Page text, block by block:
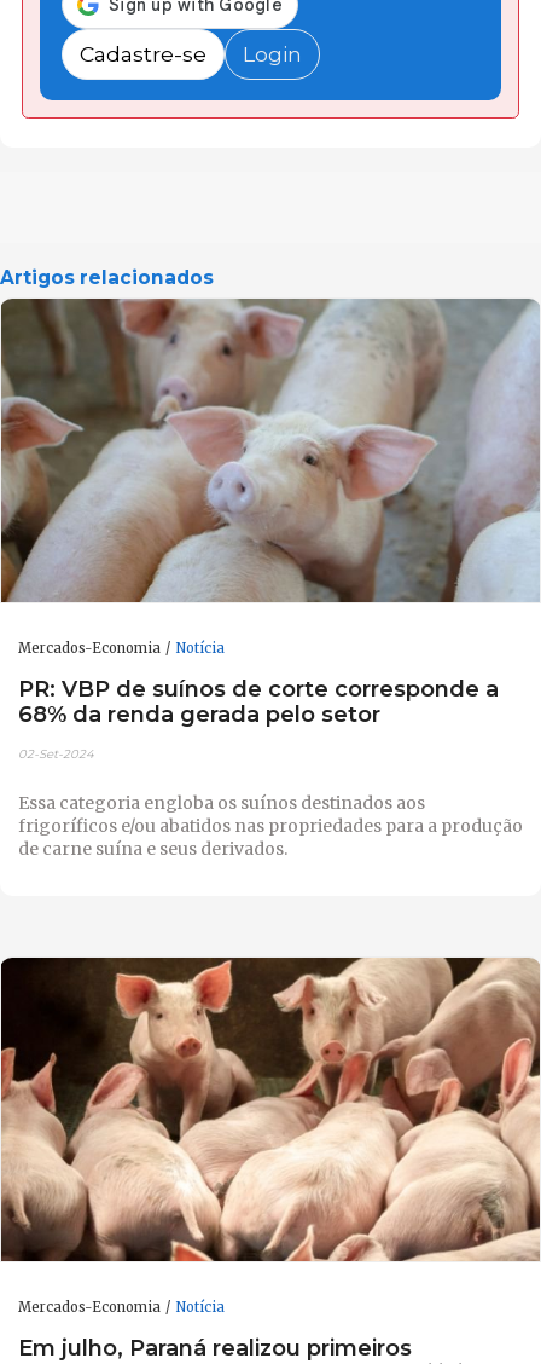
Cadastre-se Login
Artigos relacionados
Mercados-Economia Notícia
PR: VBP de suínos de corte corresponde a
68% da renda gerada pelo setor
02-Set-2024
Essa categoria engloba os suínos destinados aos
frigoríficos e/ou abatidos nas propriedades para a produção
de carne suína e seus derivados.
Mercados-Economia Notícia
Em julho, Paraná realizou primeiros